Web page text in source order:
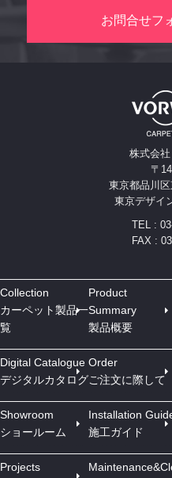
お問合せフ
株式会
〒
東京都品川
東京デザイ
TEL :
FAX :
Collection
カーペット製品一
覧
Digital Catalogue
デジタルカタログ
Showroom
ショールーム
Projects
Product
Summary
製品概要
Order
ご注文に際して
Installation
施工ガイド